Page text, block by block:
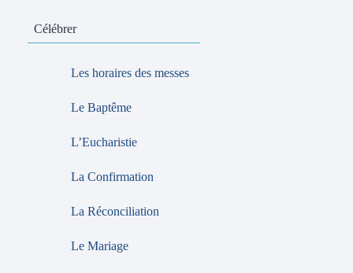
Célébrer
Les horaires des messes
Le Baptême
L’Eucharistie
La Confirmation
La Réconciliation
Le Mariage